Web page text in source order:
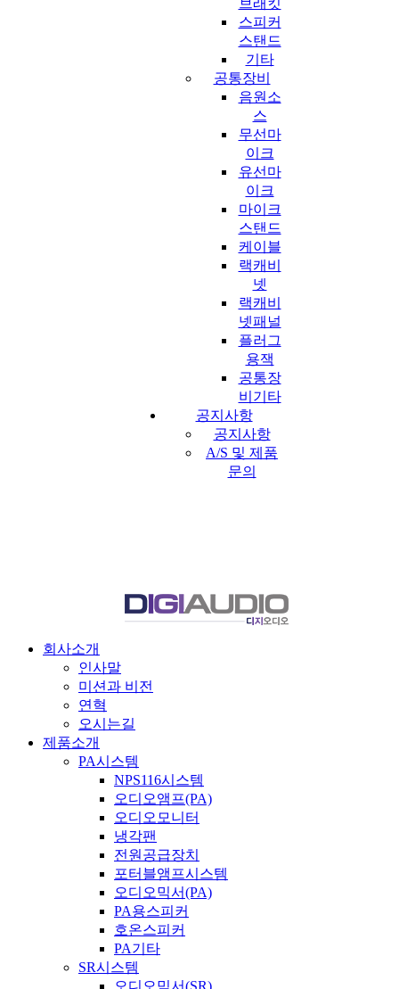
브래킷
스피커
스탠드
기타
공통장비
음원소
스
무선마
이크
유선마
이크
마이크
스탠드
케이블
랙캐비
넷
랙캐비
넷패널
플러그
용잭
공통장
비기타
공지사항
공지사항
A/S 및 제품
문의
회사소개
인사말
미션과 비전
연혁
오시는길
제품소개
PA시스템
NPS116시스템
오디오앰프(PA)
오디오모니터
냉각팬
전원공급장치
포터블앰프시스템
오디오믹서(PA)
PA용스피커
호온스피커
PA기타
SR시스템
오디오믹서(SR)